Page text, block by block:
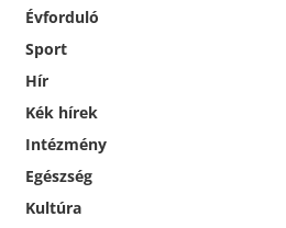
Évforduló
Sport
Hír
Kék hírek
Intézmény
Egészség
Kultúra